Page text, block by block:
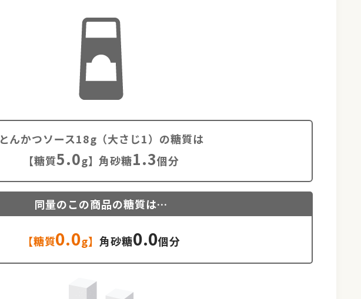
とんかつソース18g（大さじ1）の糖質は
【糖質5.0g】角砂糖1.3個分
同量のこの商品の糖質は…
【糖質0.0g】 角砂糖0.0個分